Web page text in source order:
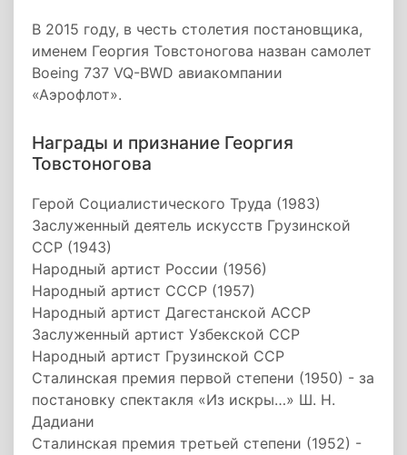
В 2015 году, в честь столетия постановщика,
именем Георгия Товстоногова назван самолет
Boeing 737 VQ-BWD авиакомпании
«Аэрофлот».
Награды и признание Георгия
Товстоногова
Герой Социалистического Труда (1983)
Заслуженный деятель искусств Грузинской
ССР (1943)
Народный артист России (1956)
Народный артист СССР (1957)
Народный артист Дагестанской АССР
Заслуженный артист Узбекской ССР
Народный артист Грузинской ССР
Сталинская премия первой степени (1950) - за
постановку спектакля «Из искры…» Ш. Н.
Дадиани
Сталинская премия третьей степени (1952) -